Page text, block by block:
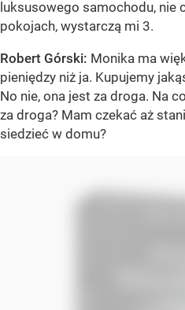
luksusowego samochodu, nie
pokojach, wystarczą mi 3.
Robert Górski: Monika ma
pieniędzy niż ja. Kupujemy
No nie, ona jest za droga. Na
za droga? Mam czekać aż
siedzieć w domu?